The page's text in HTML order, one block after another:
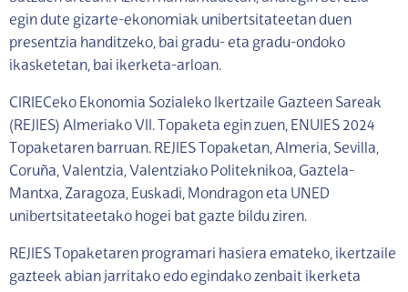
egin dute gizarte-ekonomiak unibertsitateetan duen
presentzia handitzeko, bai gradu- eta gradu-ondoko
ikasketetan, bai ikerketa-arloan.
CIRIECeko Ekonomia Sozialeko Ikertzaile Gazteen Sareak
(REJIES) Almeriako VII. Topaketa egin zuen, ENUIES 2024
Topaketaren barruan. REJIES Topaketan, Almeria, Sevilla,
Coruña, Valentzia, Valentziako Politeknikoa, Gaztela-
Mantxa, Zaragoza, Euskadi, Mondragon eta UNED
unibertsitateetako hogei bat gazte bildu ziren.
REJIES Topaketaren programari hasiera emateko, ikertzaile
gazteek abian jarritako edo egindako zenbait ikerketa